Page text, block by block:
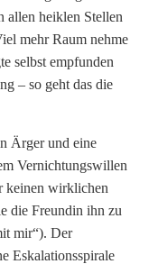
allen heiklen Stellen
mehr Raum nehme
selbst empfunden
– so geht das die
Ärger und eine
Vernichtungswillen
keinen wirklichen
die Freundin ihn zu
mir“). Der
Eskalationsspirale